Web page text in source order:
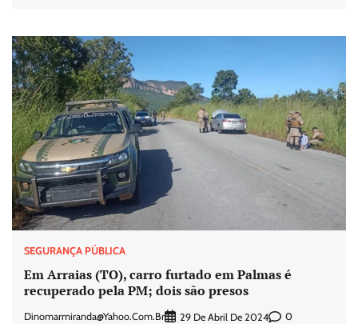
SEGURANÇA PÚBLICA
Em Arraias (TO), carro furtado em Palmas é
recuperado pela PM; dois são presos
Dinomarmiranda@yahoo.com.br 29 De Abril De 2024 0